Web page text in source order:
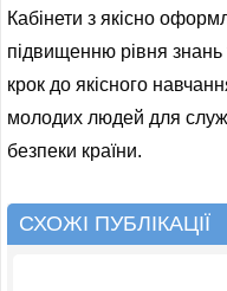
Кабінети з якісно
підвищенню рівня знань
крок до якісного
молодих людей для
безпеки країни.
СХОЖІ ПУБЛІКАЦІЇ